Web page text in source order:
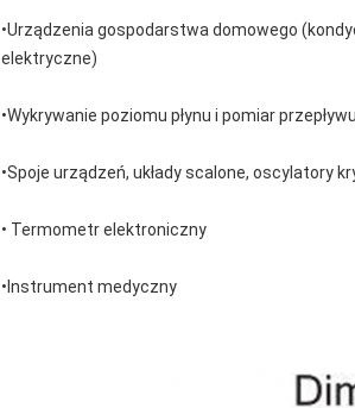
•Urządzenia gospodarstwa domowego
elektryczne)
•Wykrywanie poziomu płynu i pomiar
•Spoje urządzeń, układy scalone, oscylatory
• Termometr elektroniczny
•Instrument medyczny